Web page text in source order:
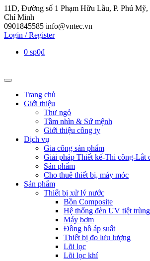
11D, Đường số 1 Phạm Hữu Lầu, P. Phú
Chí Minh
0901845585 info@vntec.vn
Login / Register
0 sp0₫
Trang chủ
Giới thiệu
Thư ngỏ
Tầm nhìn & Sứ mệnh
Giới thiệu công ty
Dịch vụ
Gia công sản phẩm
Giải pháp Thiết kế-Thi công-Lắt
Sản phẩm
Cho thuê thiết bị, máy móc
Sản phẩm
Thiết bị xử lý nước
Bồn Composite
Hệ thống đèn UV tiệt trùng
Máy bơm
Đồng hồ áp suất
Thiết bị đo lưu lượng
Lõi lọc
Lõi lọc khí